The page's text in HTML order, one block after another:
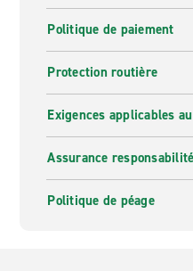
Politique de paiement
Protection routière
Exigences applicables
Assurance
Politique de péage